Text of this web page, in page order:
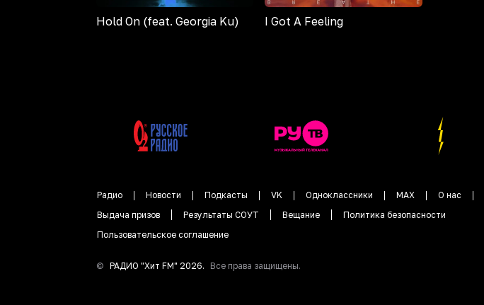
Hold On (feat. Georgia Ku) I Got A Feeling
Радио Новости Подкасты VK Одноклассники MAX О нас
Выдача призов
Результаты СОУТ Вещание
Политика безопасности
Пользовательское соглашение
© РАДИО "Хит FM" 2026. Все права защищены.